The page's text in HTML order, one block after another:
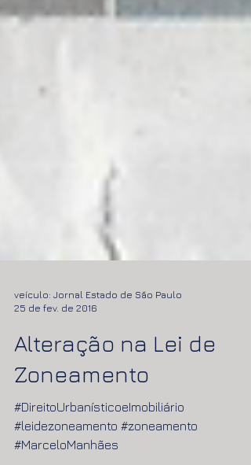
25 de fev. de 2016
Alteração na Lei de
Zoneamento
#DireitoUrbanísticoeImobiliário